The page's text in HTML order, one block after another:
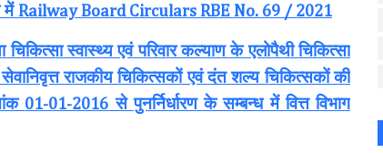
में Railway Board Circulars RBE No. 69 / 2021
चिकित्सा स्वास्थ्य एवं परिवार कल्याण के एलोपैथी चिकित्सा
सेवानिवृत्त राजकीय चिकित्सकों एवं दंत शल्य चिकित्सकों की
01-01-2016 से पुनर्निर्धारण के सम्बन्ध में वित्त विभाग